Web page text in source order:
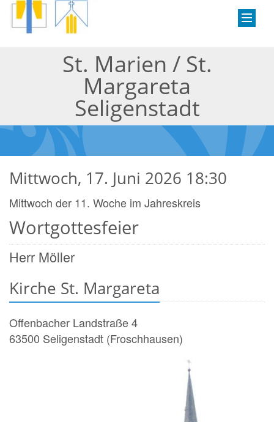
St. Marien / St.
Margareta
Seligenstadt
Wortgottesfeier
Mittwoch, 17. Juni 2026 18:30
Mittwoch der 11. Woche im Jahreskreis
Herr Möller
Kirche St. Margareta
Offenbacher Landstraße 4
63500 Seligenstadt (Froschhausen)